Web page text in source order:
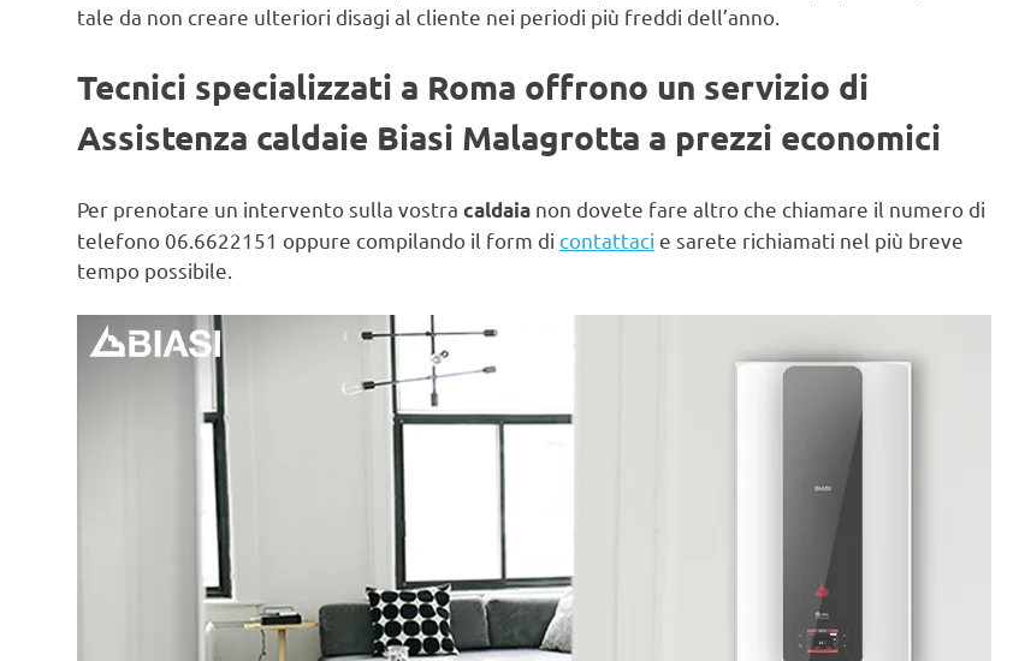
tale da non creare ulteriori disagi al cliente nei periodi più freddi dell’anno.
Tecnici specializzati a Roma offrono un servizio di
Assistenza caldaie Biasi Malagrotta a prezzi economici
Per prenotare un intervento sulla vostra caldaia non dovete fare altro che chiamare il numero di
telefono 06.6622151 oppure compilando il form di contattaci e sarete richiamati nel più breve
tempo possibile.